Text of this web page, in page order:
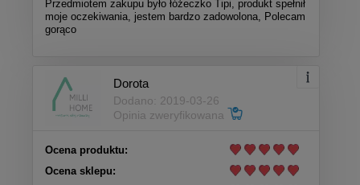
Przedmiotem zakupu było łóżeczko Tipi, produkt spełnił
moje oczekiwania, jestem bardzo zadowolona, Polecam
gorąco
Dorota
Dodano: 2019-03-26
Opinia zweryfikowana
Ocena produktu:
Ocena sklepu: